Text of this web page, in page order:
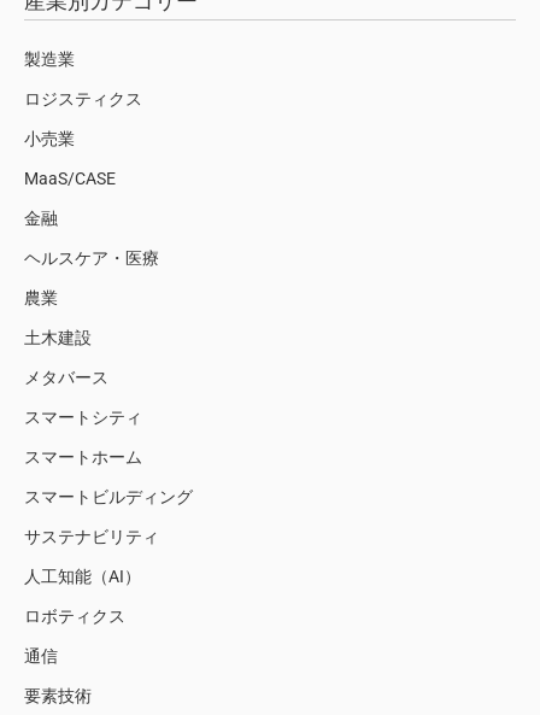
製造業
ロジスティクス
小売業
MaaS/CASE
金融
ヘルスケア・医療
農業
土木建設
メタバース
スマートシティ
スマートホーム
スマートビルディング
サステナビリティ
人工知能（AI）
ロボティクス
通信
要素技術